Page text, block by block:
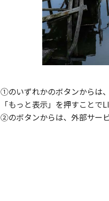
①のいずれかのボタンからは
「もっと表示」を押すことで
②のボタンからは、外部サー